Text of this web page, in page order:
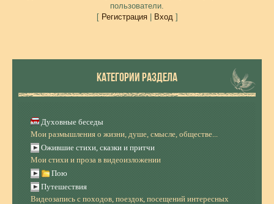
пользователи.
[ Регистрация| Вход]
КАТЕГОРИИ РАЗДЕЛА
Духовные беседы
Мои размышления о жизни, душе, смысле, обществе...
Ожившие стихи, сказки и притчи
Мои стихи и проза в видеоизложении
Пою
Путешествия
Видеозапись с походов, поездок, посещений интересных